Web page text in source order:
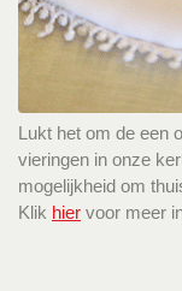
Lukt het om de een
vieringen in onze
mogelijkheid om
Klik hier voor meer